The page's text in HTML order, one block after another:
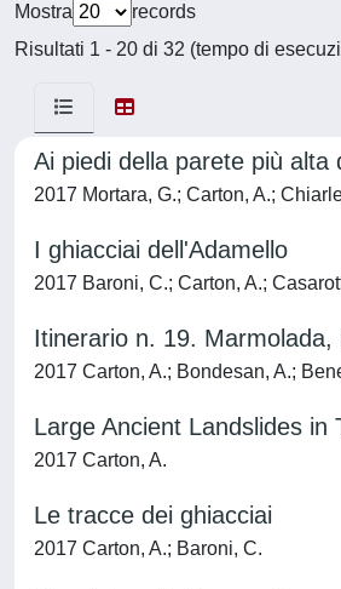
Mostra
records
Risultati 1 - 20 di 32 (tempo di
Ai piedi della parete più alta
2017 Mortara, G.; Carton, A.;
I ghiacciai dell'Adamello
2017 Baroni, C.; Carton, A.;
Itinerario n. 19. Marmolada,
2017 Carton, A.; Bondesan, A.;
Large Ancient Landslides
2017 Carton, A.
Le tracce dei ghiacciai
2017 Carton, A.; Baroni, C.